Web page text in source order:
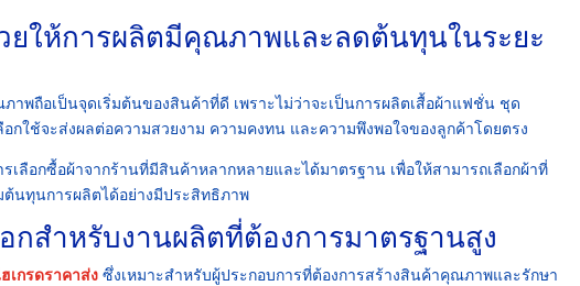
ยให้การผลิตมีคุณภาพและลดต้นทุนในระยะ
าพถือเป็นจุดเริ่มต้นของสินค้าที่ดี เพราะไม่ว่าจะเป็นการผลิตเสื้อผ้าแฟชั่น ชุด
กใช้จะส่งผลต่อความสวยงาม ความคงทน และความพึงพอใจของลูกค้าโดยตรง
ลือกซื้อผ้าจากร้านที่มีสินค้าหลากหลายและได้มาตรฐาน เพื่อให้สามารถเลือกผ้าที่
นทุนการผลิตได้อย่างมีประสิทธิภาพ
กสำหรับงานผลิตที่ต้องการมาตรฐานสูง
เกรดราคาส่ง ซึ่งเหมาะสำหรับผู้ประกอบการที่ต้องการสร้างสินค้าคุณภาพและรักษา